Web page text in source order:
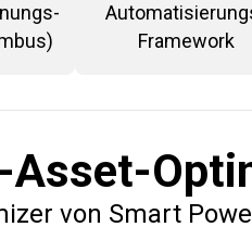
Framework
von Smart